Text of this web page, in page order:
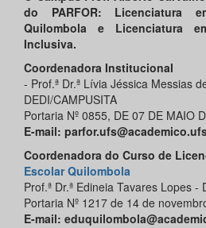
do PARFOR: Licenciatura
Quilombola e Licenciatura
Inclusiva.
Coordenadora Institucional
- Prof.ª Dr.ª Lívia Jéssica Messias
DEDI/CAMPUSITA
Portaria Nº 0855, DE 07 DE MAIO
E-mail:
Coordenadora do Curso de
Escolar Quilombola
Prof.ª Dr.ª Edineia Tavares Lopes -
Portaria Nº 1217 de 14 de
E-mail: